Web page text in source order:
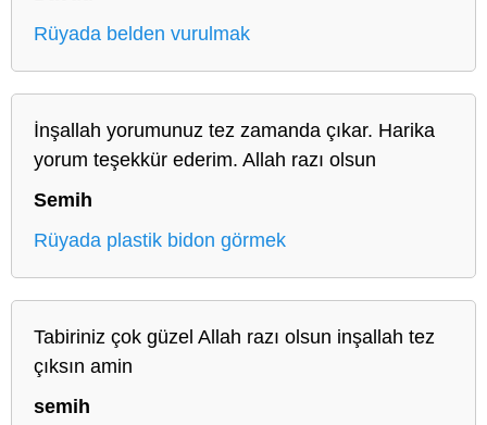
Rüyada belden vurulmak
İnşallah yorumunuz tez zamanda çıkar. Harika
yorum teşekkür ederim. Allah razı olsun
Semih
Rüyada plastik bidon görmek
Tabiriniz çok güzel Allah razı olsun inşallah tez
çıksın amin
semih